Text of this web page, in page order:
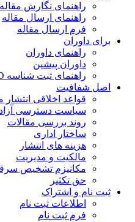
راهنمای نگارش مقاله
راهنمای ارسال مقاله
فرم ارسال مقاله
داوران
راهنمای داوران
داوران پیشین
راهنمای ثبت شناسه Researcher ID و ثبت داوری
شفافیت
قواعد اخلاقی انتشار مقالات
سیاست دسترسی آزاد
روند بررسی مقالات
ساختار اداری
هزینه های انتشار
مالکیت و مدیریت
ﻣﮑﺎﻧﯿﺰم ﺗﺸﺨﯿﺺ ﺳﺮﻗﺖ ﻋﻠﻤﯽ
حق تکثیر
نام و اشتراک
اطلاعات ثبت نام
فرم ثبت نام